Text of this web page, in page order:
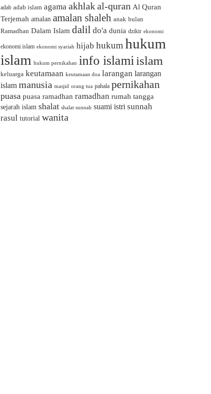
adab adab islam agama akhlakal-quran Al Quran
Terjemah amalan amalan shaleh anak bulan
Ramadhan Dalam Islam dalil do'a dunia dzikir ekonomi
ekonomi islam ekonomi syariah hijab hukum hukum
islam hukum pernikahan info islamiislam
keluarga keutamaan keutamaan doa larangan larangan
islam manusia masjid orang tua pahala pernikahan
puasa puasa ramadhan ramadhan rumah tangga
sejarah islam shalat shalat sunnah suami istri sunnah
rasul tutorial wanita